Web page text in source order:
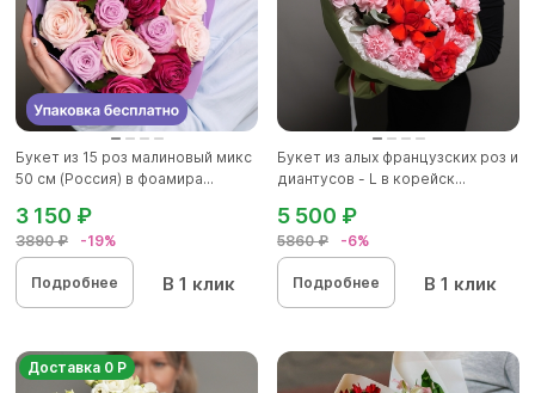
Букет из 15 роз малиновый микс
50 см (Россия) в фоамира...
3890 ₽ -19%
3 150 ₽
Подробнее В 1 клик
Букет из алых французских роз и
диантусов - L в корейск...
5860 ₽ -6%
5 500 ₽
Подробнее В 1 клик
Доставка 0 Р